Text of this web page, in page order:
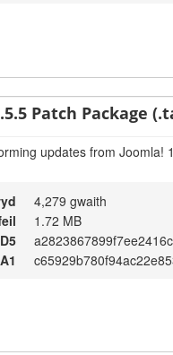
Patch Package
updates from Joomla!
4,279 gwaith
1.72 MB